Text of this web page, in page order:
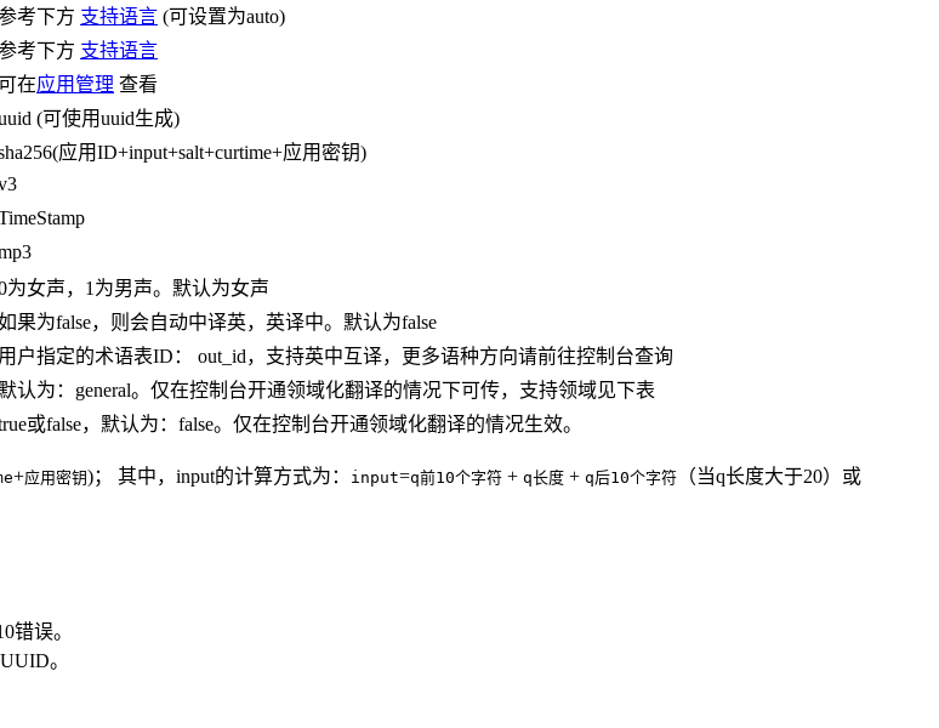
考下方 支持语言 (可设置为auto)
考下方 支持语言
在应用管理 查看
(可使用uuid生成)
应用ID+input+salt+curtime+应用密钥)
为女声，1为男声。默认为女声
果为false，则会自动中译英，英译中。默认为false
用户指定的术语表ID： out_id，支持英中互译，更多语种方向请前往控制台查询
默认为：general。仅在控制台开通领域化翻译的情况下可传，支持领域见下表
或false，默认为：false。仅在控制台开通领域化翻译的情况生效。
+应用密钥)； 其中，input的计算方式为： input=q前10个字符 + q长度 + q后10个字符 （当q长度大于20）或
错误。
。